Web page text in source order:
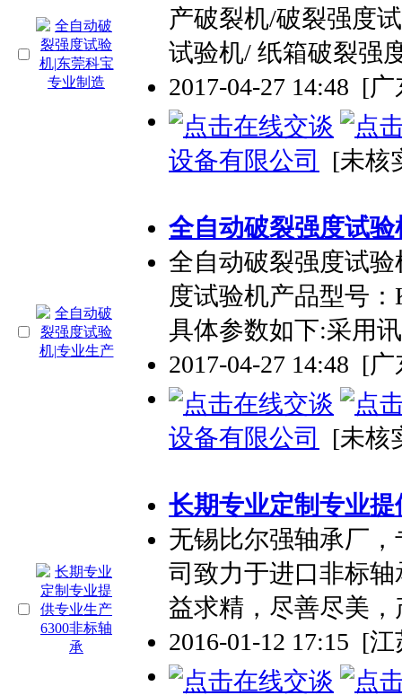
产破裂机/破裂强度
试验机/ 纸箱破裂强
2017-04-27 14:48 [广
设备有限公司 [未核
全自动破裂强度试验
全自动破裂强度试
度试验机产品型号
具体参数如下:采用
2017-04-27 14:48 [广
设备有限公司 [未核
长期专业定制专业提
无锡比尔强轴承厂，
司致力于进口非标
益求精，尽善尽美，
2016-01-12 17:15 [江